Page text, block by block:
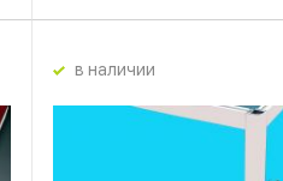
в наличии